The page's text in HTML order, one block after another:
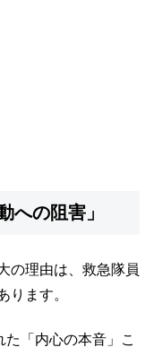
への阻害」
の理由は、救急隊員
ります。
「内心の本音」こ